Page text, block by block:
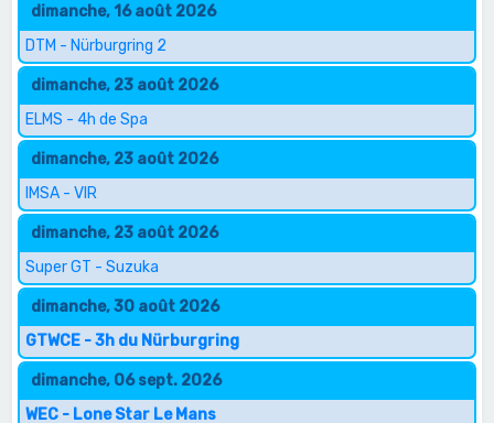
dimanche, 16 août 2026
DTM - Nürburgring 2
dimanche, 23 août 2026
ELMS - 4h de Spa
dimanche, 23 août 2026
IMSA - VIR
dimanche, 23 août 2026
Super GT - Suzuka
dimanche, 30 août 2026
GTWCE - 3h du Nürburgring
dimanche, 06 sept. 2026
WEC - Lone Star Le Mans